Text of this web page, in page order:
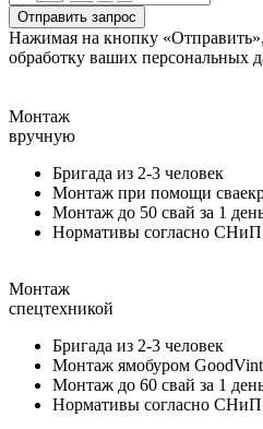
Отправить запрос
Нажимая на кнопку «Отправить»,
обработку ваших персональных
Монтаж
вручную
Бригада из 2-3 человек
Монтаж при помощи
Монтаж до 50 свай за 1
Нормативы согласно СНиП
Монтаж
спецтехникой
Бригада из 2-3 человек
Монтаж ямобуром GoodVint
Монтаж до 60 свай за 1
Нормативы согласно СНиП